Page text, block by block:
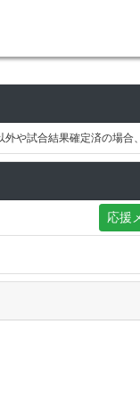
外や試合結果確定済の場合
応援